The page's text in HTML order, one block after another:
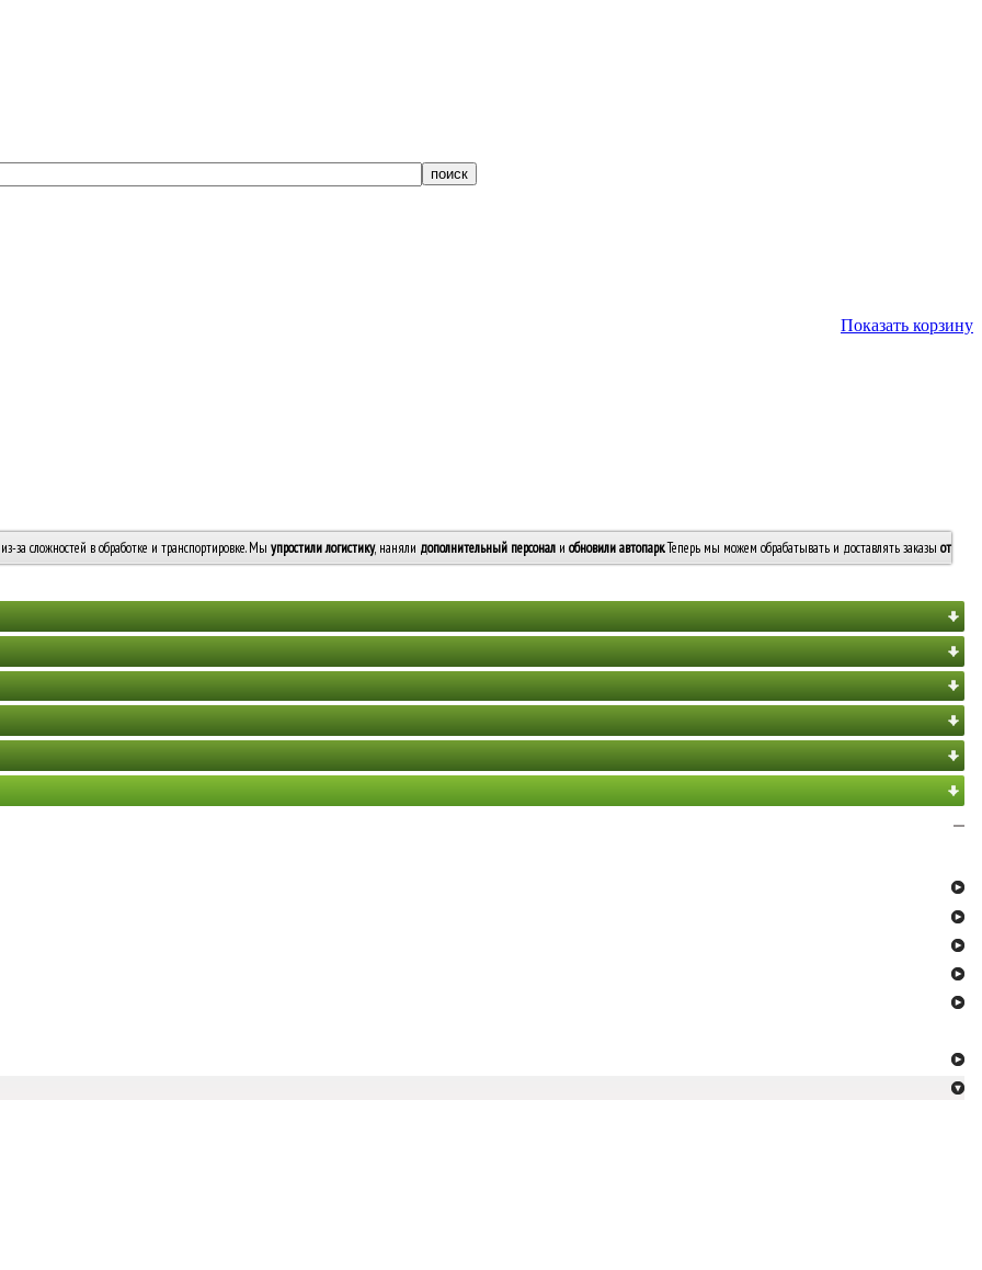
Показать корзину
за сложностей в обработке и транспортировке. Мы упростили логистику, наняли дополнительный персонал и обновили автопарк. Теперь мы можем обрабатывать и доставлять заказы от